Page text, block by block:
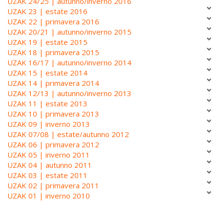
UZAK 23 | estate 2016
UZAK 22 | primavera 2016
UZAK 20/21 | autunno/inverno 2015
UZAK 19 | estate 2015
UZAK 18 | primavera 2015
UZAK 16/17 | autunno/inverno 2014
UZAK 15 | estate 2014
UZAK 14 | primavera 2014
UZAK 12/13 | autunno/inverno 2013
UZAK 11 | estate 2013
UZAK 10 | primavera 2013
UZAK 09 | inverno 2013
UZAK 07/08 | estate/autunno 2012
UZAK 06 | primavera 2012
UZAK 05 | inverno 2011
UZAK 04 | autunno 2011
UZAK 03 | estate 2011
UZAK 02 | primavera 2011
UZAK 01 | inverno 2010